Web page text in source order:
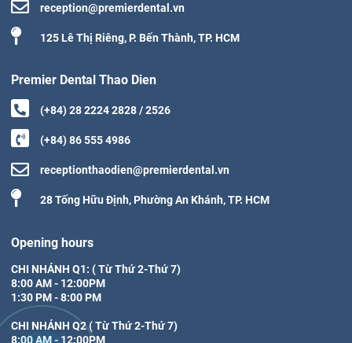
reception@premierdental.vn
125 Lê Thị Riêng, P. Bến Thành, TP. HCM
Premier Dental Thao Dien
(+84) 28 2224 2828 / 2526
(+84) 86 555 4986
receptionthaodien@premierdental.vn
28 Tống Hữu Định, Phường An Khánh, TP. HCM
Opening hours
CHI NHÁNH Q1: ( Từ Thứ 2-Thứ 7)
8:00 AM - 12:00PM
1:30 PM - 8:00 PM
CHI NHÁNH Q2 ( Từ Thứ 2-Thứ 7)
8:00 AM - 12:00PM